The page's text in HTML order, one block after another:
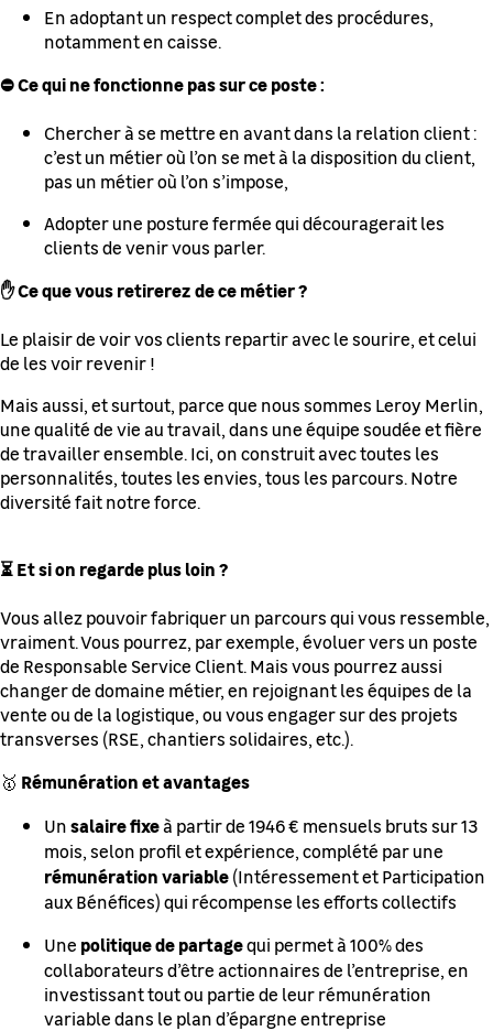
En adoptant un respect complet des procédures,
notamment en caisse.
⛔ Ce qui ne fonctionne pas sur ce poste :
Chercher à se mettre en avant dans la relation client :
c’est un métier où l’on se met à la disposition du client,
pas un métier où l’on s’impose,
Adopter une posture fermée qui découragerait les
clients de venir vous parler.
✋ Ce que vous retirerez de ce métier ?
Le plaisir de voir vos clients repartir avec le sourire, et celui
de les voir revenir !
Mais aussi, et surtout, parce que nous sommes Leroy Merlin,
une qualité de vie au travail, dans une équipe soudée et fière
de travailler ensemble. Ici, on construit avec toutes les
personnalités, toutes les envies, tous les parcours. Notre
diversité fait notre force.
⏳ Et si on regarde plus loin ?
Vous allez pouvoir fabriquer un parcours qui vous ressemble,
vraiment. Vous pourrez, par exemple, évoluer vers un poste
de Responsable Service Client. Mais vous pourrez aussi
changer de domaine métier, en rejoignant les équipes de la
vente ou de la logistique, ou vous engager sur des projets
transverses (RSE, chantiers solidaires, etc.).
🥇 Rémunération et avantages
Unsalaire fixeà partir de 1946 € mensuels bruts sur 13
mois, selon profil et expérience, complété par une
rémunération variable(Intéressement et Participation
aux Bénéfices) qui récompense les efforts collectifs
Une politique de partagequi permet à 100% des
collaborateurs d’être actionnaires de l’entreprise, en
investissant tout ou partie de leur rémunération
variable dans le plan d’épargne entreprise